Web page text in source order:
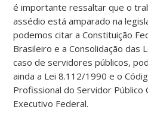
é importante ressaltar que o
assédio está amparado na
podemos citar a Constituição
Brasileiro e a Consolidação das
caso de servidores públicos,
ainda a Lei 8.112/1990 e o
Profissional do Servidor Público
Executivo Federal.